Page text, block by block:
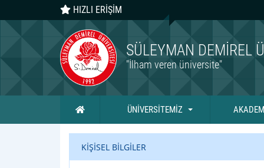
HIZLI ERİŞİM
SÜLEYMAN DEMIREL
"İlham veren üniversite"
Ana Sayfa ÜNİVERSİTEMİZ
KİŞİSEL BİLGİLER